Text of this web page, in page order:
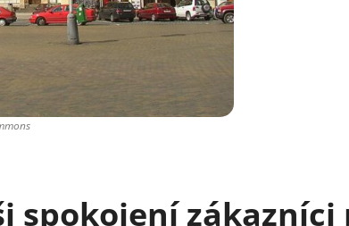
spokojení zákazníci